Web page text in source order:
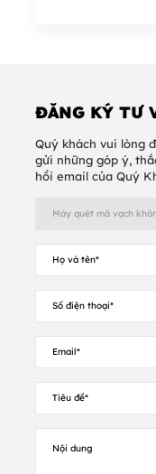
ĐĂNG KÝ TƯ
Quý khách vui lòng
gửi những góp ý,
hồi email của Quý